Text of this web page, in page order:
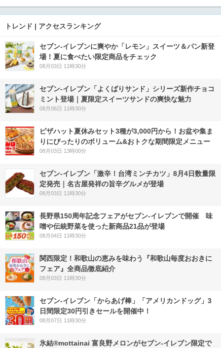
トレンド | アクセスランキング
セブン‐イレブンに爽やか「レモン」スイーツ＆パン新登
場！夏に食べたい限定商品をチェック
08月03日 11時30分
セブン‐イレブン「よくばりサンド」シリーズ新作チョコ
ミント登場｜夏限定スイーツサンドの爽快な魅力
08月06日 11時30分
ピザハット夏休みセット3種が3,000円から！お盆や集ま
りにぴったりのボリューム&おトクな期間限定メニュー
08月03日 13時00分
セブン-イレブン「激辛！台湾ミンチカツ」8月4日数量限
定発売｜名古屋発祥の旨辛グルメが登場
08月03日 11時30分
長野県150周年記念フェアがセブン-イレブンで開催 味
噌や伝統野菜を使った新商品21品が登場
08月04日 11時30分
関西限定！和歌山の恵みを味わう『和歌山毎度おおきに
フェア』全商品徹底紹介
08月03日 11時30分
セブン‐イレブン「からあげ棒」「アメリカンドッグ」3
日間限定30円引きセールを開催中！
08月07日 11時30分
氷結®mottainai 富良野メロンがセブン‐イレブン限定で